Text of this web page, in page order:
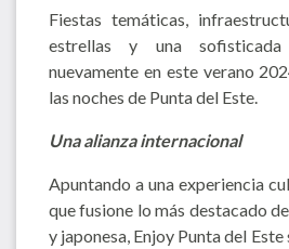
Fiestas temáticas,
estrellas y una sofisticada
nuevamente en este verano
las noches de Punta del Este.
Una alianza internacional
Apuntando a una experiencia
que fusione lo más destacado
y japonesa, Enjoy Punta del